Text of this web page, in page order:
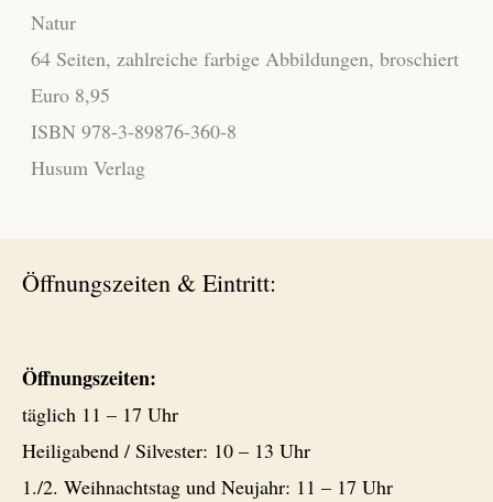
Natur
64 Seiten, zahlreiche farbige Abbildungen, broschiert
Euro 8,95
ISBN 978-3-89876-360-8
Husum Verlag
Öffnungszeiten & Eintritt:
Öffnungszeiten:
täglich 11 – 17 Uhr
Heiligabend / Silvester: 10 – 13 Uhr
1./2. Weihnachtstag und Neujahr: 11 – 17 Uhr